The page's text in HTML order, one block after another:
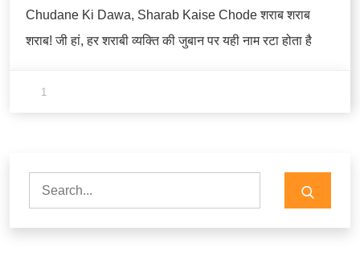
Chudane Ki Dawa, Sharab Kaise Chode शराब शराब
शराब! जी हां, हर शराबी व्यक्ति की जुबान पर यही नाम रटा होता है
1
Search
for: